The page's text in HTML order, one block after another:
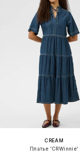
CREAM
Платье 'CRWinnie'